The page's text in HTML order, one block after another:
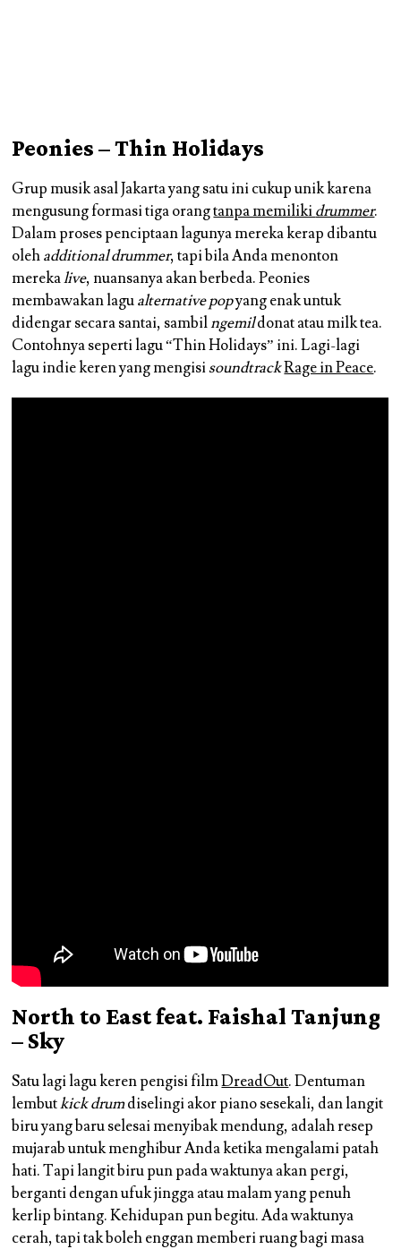
Peonies – Thin Holidays
Grup musik asal Jakarta yang satu ini cukup unik karena
mengusung formasi tiga orangtanpa memilikidrummer.
Dalam proses penciptaan lagunya mereka kerap dibantu
olehadditional drummer, tapi bila Anda menonton
merekalive, nuansanya akan berbeda. Peonies
membawakan lagualternative popyang enak untuk
didengar secara santai, sambilngemildonat atau milk tea.
Contohnya seperti lagu “Thin Holidays” ini. Lagi-lagi
lagu indie keren yang mengisisoundtrackRage in Peace.
North to East feat. Faishal Tanjung
– Sky
Satu lagi lagu keren pengisi filmDreadOut. Dentuman
lembutkick drumdiselingi akor piano sesekali, dan langit
biru yang baru selesai menyibak mendung, adalah resep
mujarab untuk menghibur Anda ketika mengalami patah
hati. Tapi langit biru pun pada waktunya akan pergi,
berganti dengan ufuk jingga atau malam yang penuh
kerlip bintang. Kehidupan pun begitu. Ada waktunya
cerah, tapi tak boleh enggan memberi ruang bagi masa